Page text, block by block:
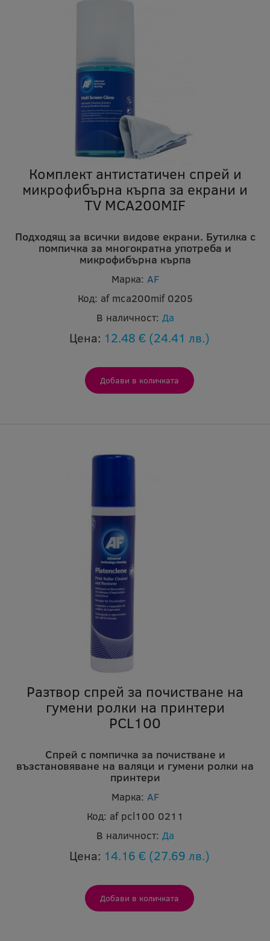
Комплект антистатичен спрей и
микрофибърна кърпа за екрани и
TV MCA200MIF
Подходящ за всички видове екрани. Бутилка с
помпичка за многократна употреба и
микрофибърна кърпа
Марка: AF
Код: af mca200mif 0205
В наличност: Да
Цена: 12.48 € (24.41 лв.)
Разтвор спрей за почистване на
гумени ролки на принтери
PCL100
Спрей с помпичка за почистване и
възстановяване на валяци и гумени ролки на
принтери
Марка: AF
Код: af pcl100 0211
В наличност: Да
Цена: 14.16 € (27.69 лв.)